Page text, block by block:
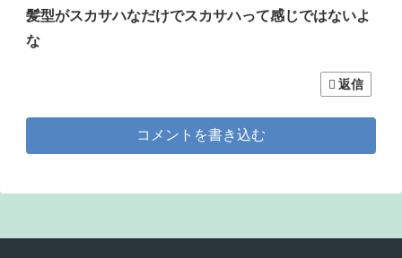
髪型がスカサハなだけでスカサハって感じではないよ
な
返信
コメントを書き込む